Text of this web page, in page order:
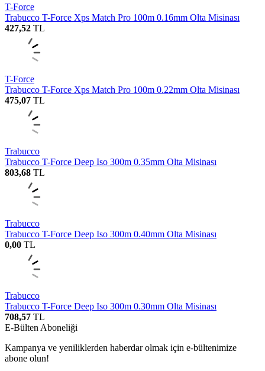
T-Force
Trabucco T-Force Xps Match Pro 100m 0.16mm Olta Misinası
427,52 TL
T-Force
Trabucco T-Force Xps Match Pro 100m 0.22mm Olta Misinası
475,07 TL
Trabucco
Trabucco T-Force Deep Iso 300m 0.35mm Olta Misinası
803,68 TL
Trabucco
Trabucco T-Force Deep Iso 300m 0.40mm Olta Misinası
0,00 TL
Trabucco
Trabucco T-Force Deep Iso 300m 0.30mm Olta Misinası
708,57 TL
E-Bülten Aboneliği
Kampanya ve yeniliklerden haberdar olmak için e-bültenimize
abone olun!